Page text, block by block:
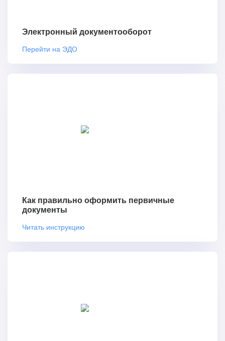
Электронный документооборот
Перейти на ЭДО
Как правильно оформить первичные
документы
Читать инструкцию